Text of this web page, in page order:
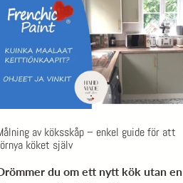
av köksskåp – enkel guide för att
köket själv
du om ett nytt kök utan en